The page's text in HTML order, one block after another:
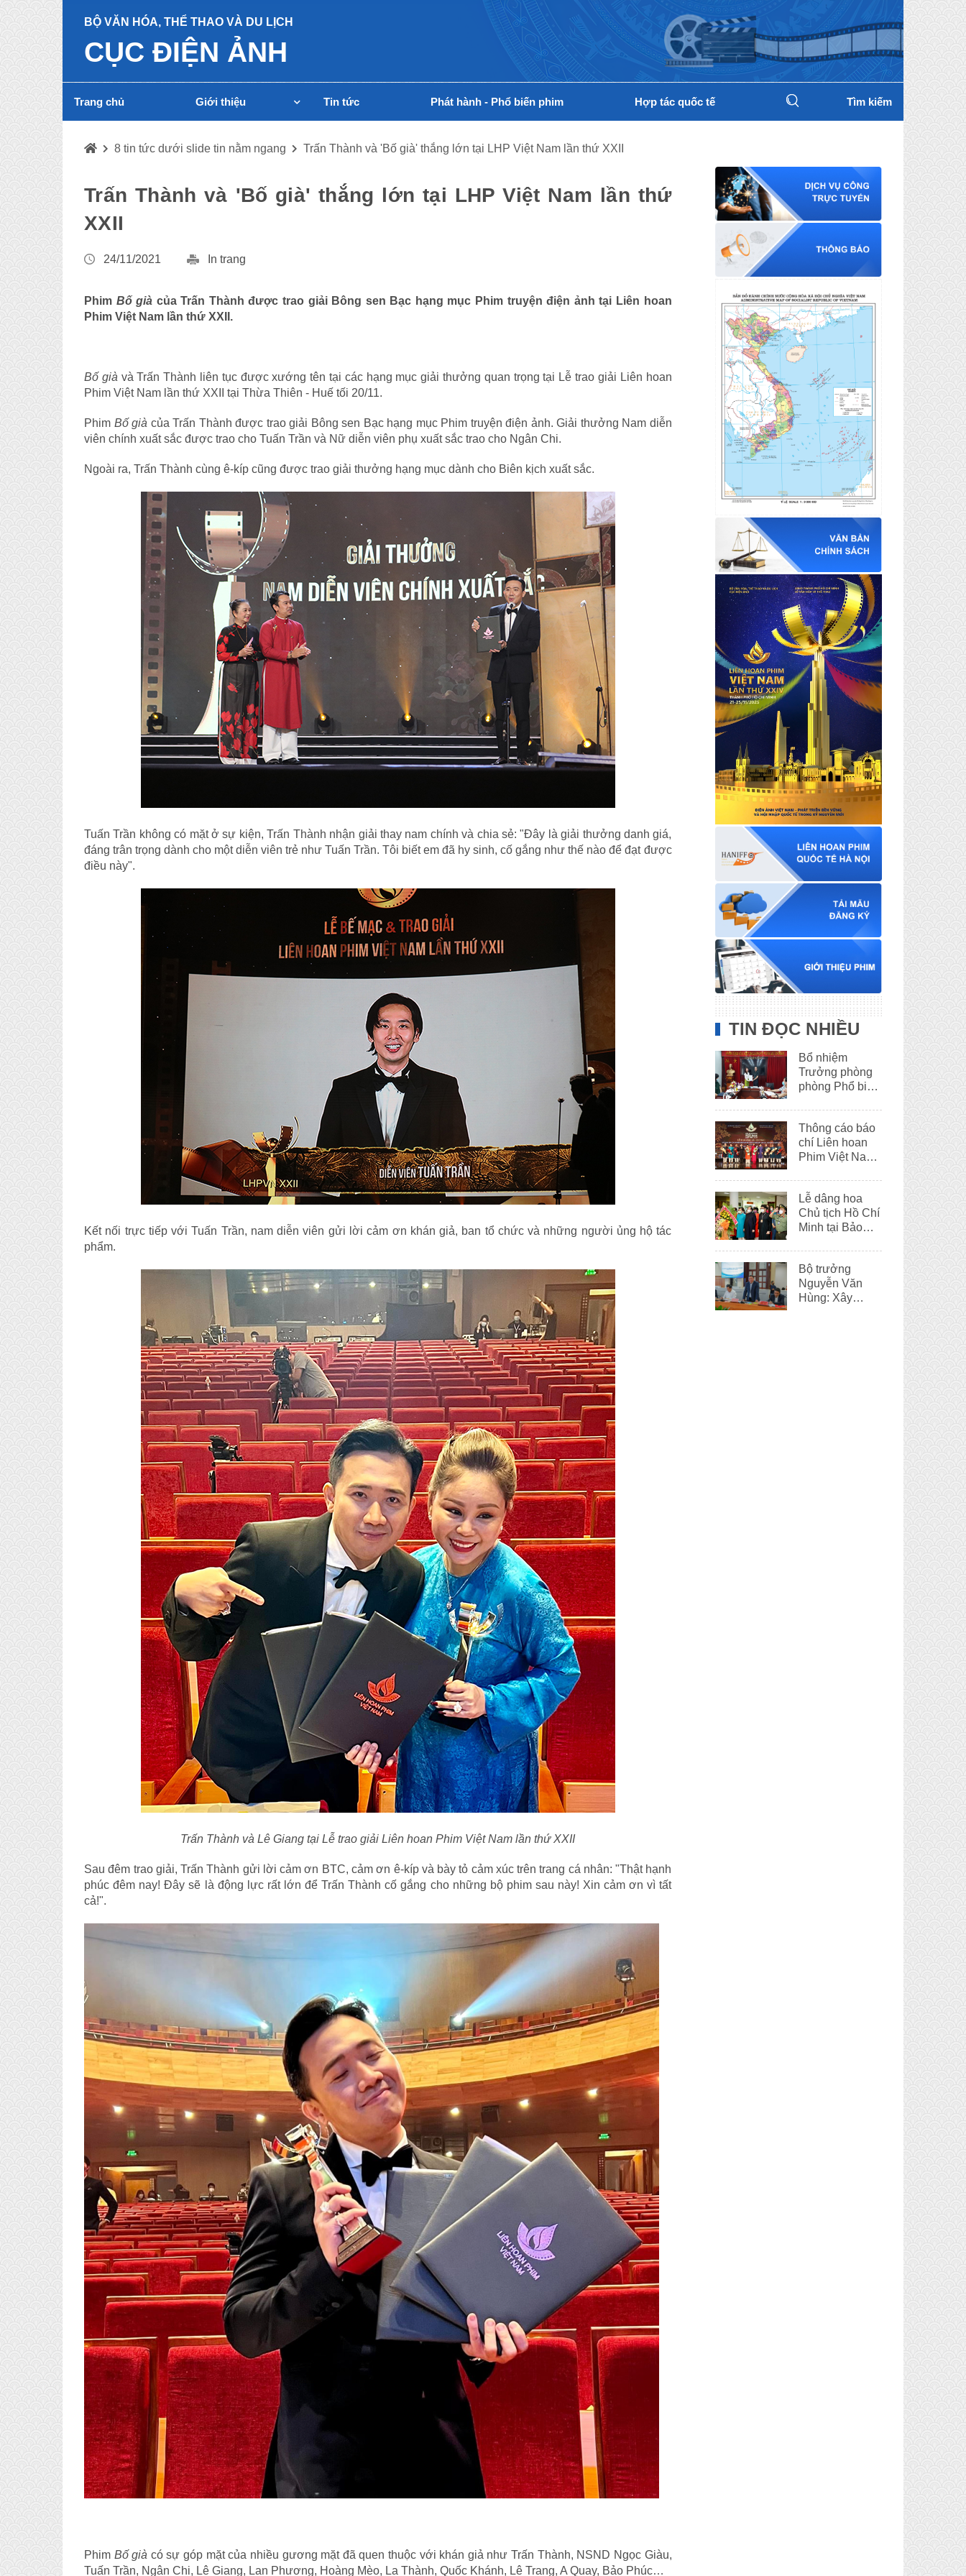
BỘ VĂN HÓA, THỂ THAO VÀ DU LỊCH
CỤC ĐIỆN ẢNH
Trang chủ Giới thiệu Tin tức Phát hành - Phổ biến phim Hợp tác quốc tế Tìm kiếm
8 tin tức dưới slide tin nằm ngang Trấn Thành và 'Bố già' thắng lớn tại LHP Việt Nam lần thứ XXII
Trấn Thành và 'Bố già' thắng lớn tại LHP Việt Nam lần thứ
XXII
24/11/2021 In trang
Phim Bố già của Trấn Thành được trao giải Bông sen Bạc hạng mục Phim truyện điện ảnh tại Liên hoan
Phim Việt Nam lần thứ XXII.
Bố già và Trấn Thành liên tục được xướng tên tại các hạng mục giải thưởng quan trọng tại Lễ trao giải Liên hoan
Phim Việt Nam lần thứ XXII tại Thừa Thiên - Huế tối 20/11.
Phim Bố già của Trấn Thành được trao giải Bông sen Bạc hạng mục Phim truyện điện ảnh. Giải thưởng Nam diễn
viên chính xuất sắc được trao cho Tuấn Trần và Nữ diễn viên phụ xuất sắc trao cho Ngân Chi.
Ngoài ra, Trấn Thành cùng ê-kíp cũng được trao giải thưởng hạng mục dành cho Biên kịch xuất sắc.
Tuấn Trần không có mặt ở sự kiện, Trấn Thành nhận giải thay nam chính và chia sẻ: "Đây là giải thưởng danh giá,
đáng trân trọng dành cho một diễn viên trẻ như Tuấn Trần. Tôi biết em đã hy sinh, cố gắng như thế nào để đạt được
điều này".
Kết nối trực tiếp với Tuấn Trần, nam diễn viên gửi lời cảm ơn khán giả, ban tổ chức và những người ủng hộ tác
phẩm.
Trấn Thành và Lê Giang tại Lễ trao giải Liên hoan Phim Việt Nam lần thứ XXII
Sau đêm trao giải, Trấn Thành gửi lời cảm ơn BTC, cảm ơn ê-kíp và bày tỏ cảm xúc trên trang cá nhân: "Thật hạnh
phúc đêm nay! Đây sẽ là động lực rất lớn để Trấn Thành cố gắng cho những bộ phim sau này! Xin cảm ơn vì tất
cả!".
Phim Bố già có sự góp mặt của nhiều gương mặt đã quen thuộc với khán giả như Trấn Thành, NSND Ngọc Giàu,
Tuấn Trần, Ngân Chi, Lê Giang, Lan Phương, Hoàng Mèo, La Thành, Quốc Khánh, Lê Trang, A Quay, Bảo Phúc…
TIN ĐỌC NHIỀU
Bổ nhiệm
Trưởng phòng
phòng Phổ biến
Thông cáo báo
chí Liên hoan
Phim Việt Nam
Lễ dâng hoa
Chủ tịch Hồ Chí
Minh tại Bảo
Thiên Huế
Bộ trưởng
Nguyễn Văn
Hùng: Xây